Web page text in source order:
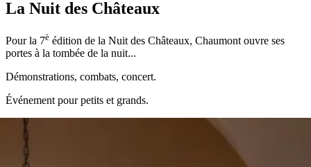
La Nuit des Châteaux
Pour la 7è édition de la Nuit des Châteaux, Chaumont ouvre ses
portes à la tombée de la nuit...
Démonstrations, combats, concert.
Événement pour petits et grands.